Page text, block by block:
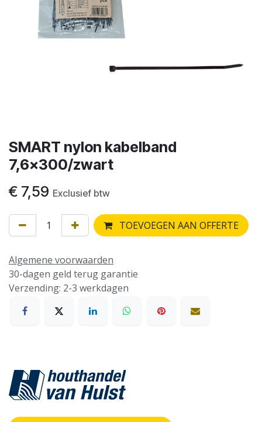
SMART nylon kabelband
7,6x300/zwart
€ 7,59 Exclusief btw
TOEVOEGEN AAN OFFERTE
Algemene voorwaarden
30-dagen geld terug garantie
Verzending: 2-3 werkdagen